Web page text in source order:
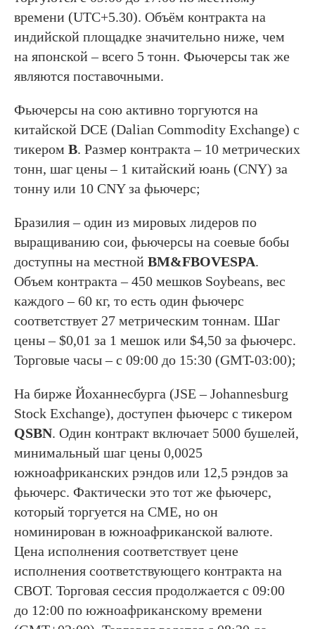
времени (UTC+5.30). Объём контракта на
индийской площадке значительно ниже, чем
на японской – всего 5 тонн. Фьючерсы так же
являются поставочными.
Фьючерсы на сою активно торгуются на
китайской DCE (Dalian Commodity Exchange) с
тикером В. Размер контракта – 10 метрических
тонн, шаг цены – 1 китайский юань (CNY) за
тонну или 10 CNY за фьючерс;
Бразилия – один из мировых лидеров по
выращиванию сои, фьючерсы на соевые бобы
доступны на местной BM&FBOVESPA.
Объем контракта – 450 мешков Soybeans, вес
каждого – 60 кг, то есть один фьючерс
соответствует 27 метрическим тоннам. Шаг
цены – $0,01 за 1 мешок или $4,50 за фьючерс.
Торговые часы – с 09:00 до 15:30 (GMT-03:00);
На бирже Йоханнесбурга (JSE – Johannesburg
Stock Exchange), доступен фьючерс с тикером
QSBN. Один контракт включает 5000 бушелей,
минимальный шаг цены 0,0025
южноафриканских рэндов или 12,5 рэндов за
фьючерс. Фактически это тот же фьючерс,
который торгуется на СМЕ, но он
номинирован в южноафриканской валюте.
Цена исполнения соответствует цене
исполнения соответствующего контракта на
СВОТ. Торговая сессия продолжается с 09:00
до 12:00 по южноафриканскому времени